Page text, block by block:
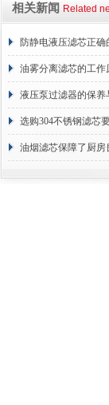
相关新闻 Related
防静电液压滤芯正
油雾分离滤芯的工作
液压泵过滤器的保养
选购304不锈钢滤芯
断
油烟滤芯保障了厨房